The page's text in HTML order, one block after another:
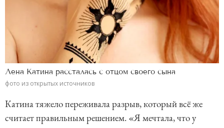
Лена Катина рассталась с отцом своего сына
фото из открытых источников
Катина тяжело переживала разрыв, который всё же
считает правильным решением. «Я мечтала, что у